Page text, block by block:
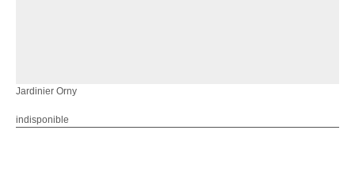
Jardinier Orny
indisponible